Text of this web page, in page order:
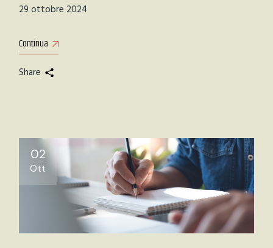
29 ottobre 2024
Continua
Share
02
Ott